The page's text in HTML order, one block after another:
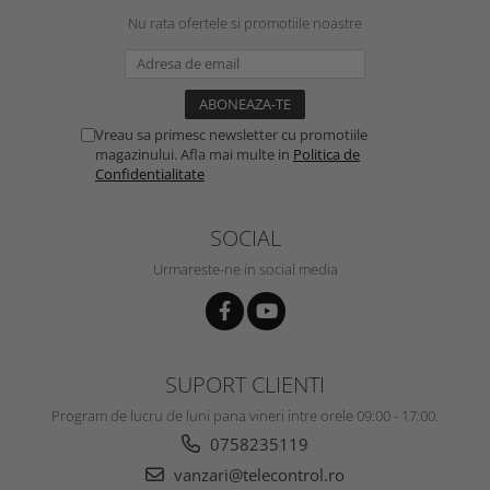
Nu rata ofertele si promotiile noastre
Vreau sa primesc newsletter cu promotiile
magazinului. Afla mai multe in Politica de
Confidentialitate
SOCIAL
Urmareste-ne in social media
SUPORT CLIENTI
Program de lucru de luni pana vineri intre orele 09:00 - 17:00.
0758235119
vanzari@telecontrol.ro